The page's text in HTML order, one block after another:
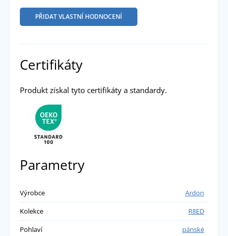
PŘIDAT VLASTNÍ HODNOCENÍ
Certifikáty
Produkt získal tyto certifikáty a standardy.
Parametry
Výrobce
Ardon
Kolekce
R8ED
Pohlaví
pánské